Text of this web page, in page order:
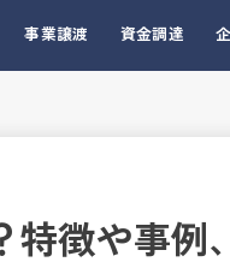
事業譲渡 資金調達
徴や事例